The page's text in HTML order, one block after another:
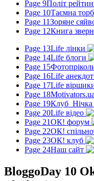
Page 9Політ
Page 10Таємна
Page 11Зоряне
Page 12Книга
Page 13Life лінки
Page 14Life блоги
Page 15
Page 16Life
Page 17Life
Page 18Motivators.ua
Page 19Клуб_Нічка
Page 20Life відео
Page 21ОК! форум
Page 22ОК!
Page 23ОК! клуб
Page 24Наш сайт
BloggoDay 10